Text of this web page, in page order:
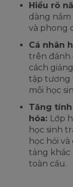
Hiểu rõ
dàng nắm
và phong
Cá nhân
trên đánh
cách
tập tương
mỗi học
Tăng
hóa: Lớp
học sinh
học hỏi
tảng khác
toàn cầu.